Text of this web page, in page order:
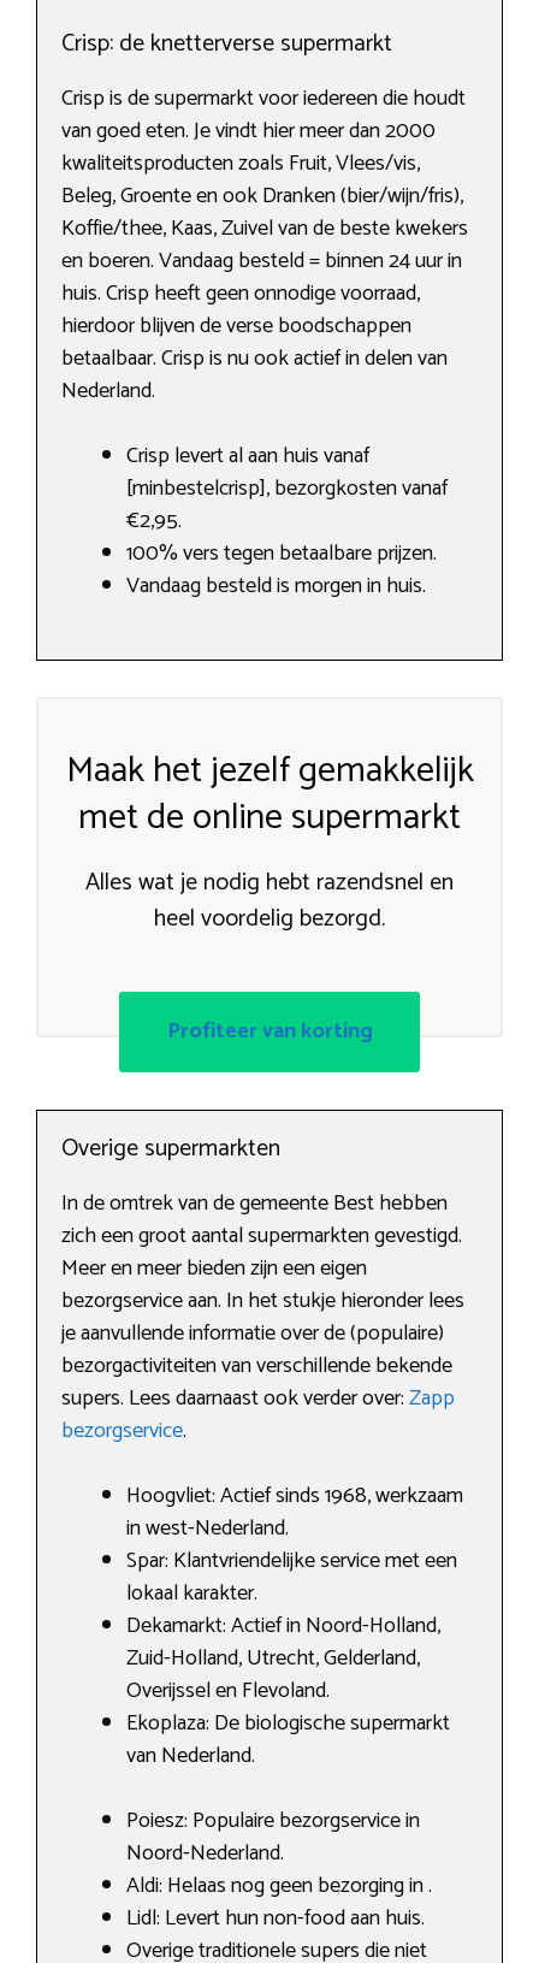
Crisp: de knetterverse supermarkt
Crisp is de supermarkt voor iedereen die houdt
van goed eten. Je vindt hier meer dan 2000
kwaliteitsproducten zoals Fruit, Vlees/vis,
Beleg, Groente en ook Dranken (bier/wijn/fris),
Koffie/thee, Kaas, Zuivel van de beste kwekers
en boeren. Vandaag besteld = binnen 24 uur in
huis. Crisp heeft geen onnodige voorraad,
hierdoor blijven de verse boodschappen
betaalbaar. Crisp is nu ook actief in delen van
Nederland.
Crisp levert al aan huis vanaf
[minbestelcrisp], bezorgkosten vanaf
€2,95.
100% vers tegen betaalbare prijzen.
Vandaag besteld is morgen in huis.
Maak het jezelf gemakkelijk
met de online supermarkt
Alles wat je nodig hebt razendsnel en
heel voordelig bezorgd.
Profiteer van korting
Overige supermarkten
In de omtrek van de gemeente Best hebben
zich een groot aantal supermarkten gevestigd.
Meer en meer bieden zijn een eigen
bezorgservice aan. In het stukje hieronder lees
je aanvullende informatie over de (populaire)
bezorgactiviteiten van verschillende bekende
supers. Lees daarnaast ook verder over:Zapp
bezorgservice.
Hoogvliet: Actief sinds 1968, werkzaam
in west-Nederland.
Spar: Klantvriendelijke service met een
lokaal karakter.
Dekamarkt: Actief in Noord-Holland,
Zuid-Holland, Utrecht, Gelderland,
Overijssel en Flevoland.
Ekoplaza: De biologische supermarkt
van Nederland.
Poiesz: Populaire bezorgservice in
Noord-Nederland.
Aldi: Helaas nog geen bezorging in .
Lidl: Levert hun non-food aan huis.
Overige traditionele supers die niet